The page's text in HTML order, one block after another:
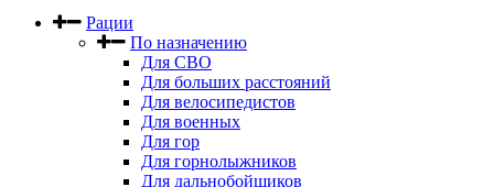
Рации
По назначению
Для СВО
Для больших расстояний
Для велосипедистов
Для военных
Для гор
Для горнолыжников
Для дальнобойщиков